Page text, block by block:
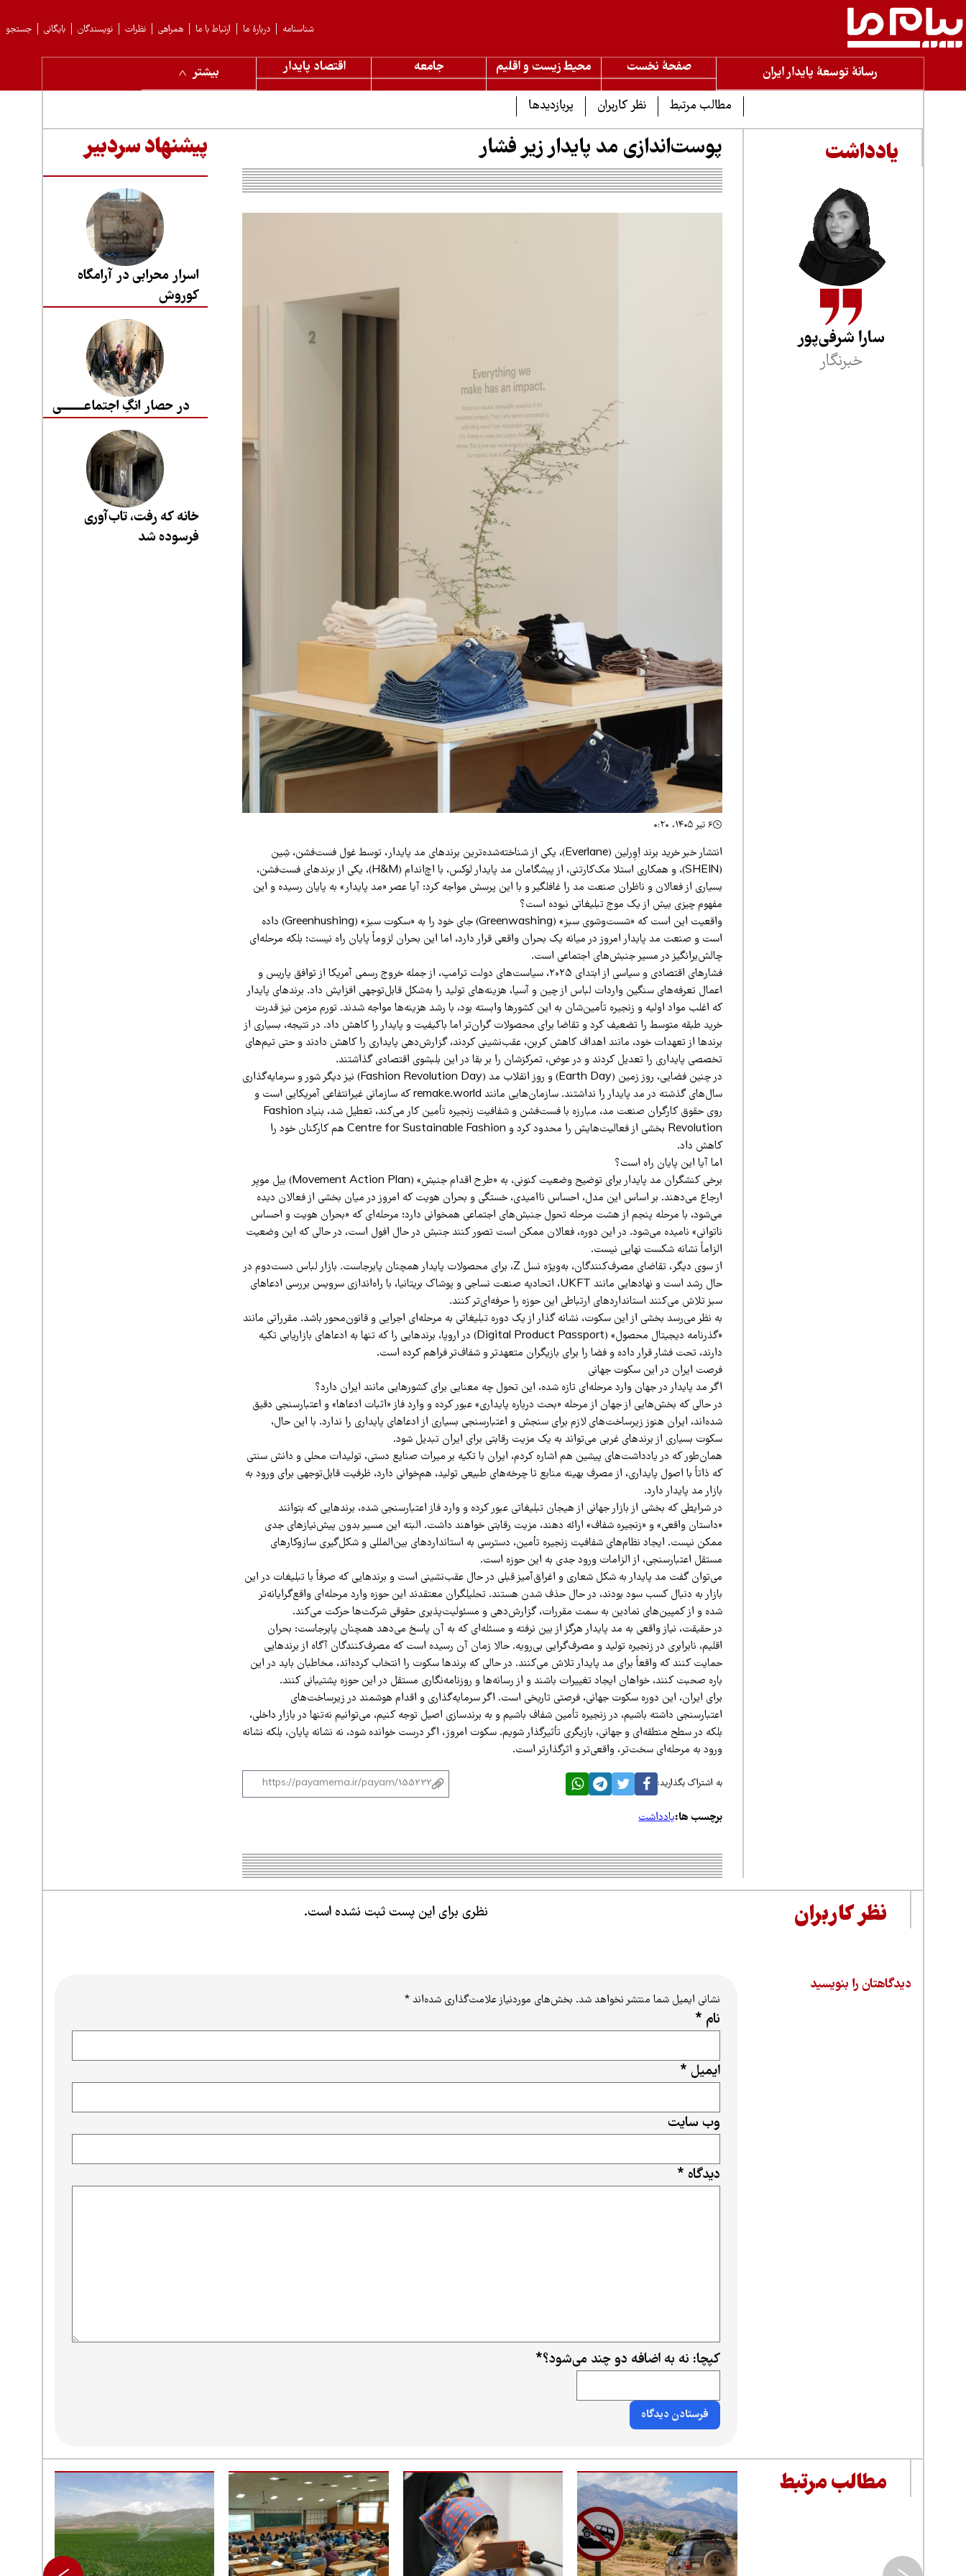
جستجو بایگانی نویسندگان نظرات همراهی ارتباط با ما دربارهٔ ما شناسنامه
رسانۀ توسعۀ پایدار ایران صفحۀ نخست محیط زیست و اقلیم جامعه اقتصاد پایدار
بیشتر
مطالب مرتبط
نظر کاربران پربازدیدها
یادداشت
سارا شرفی‌پور
خبرنگار
پوست‌اندازی مد پایدار زیر فشار
۶ تیر ۱۴۰۵، ۰:۲۰
انتشار خبر خرید برند اِوِرلین (Everlane)، یکی از شناخته‌شده‌ترین برندهای مد پایدار، توسط غول فست‌فشن، شِین
(SHEIN)، و همکاری استلا مک‌کارتنی، از پیشگامان مد پایدار لوکس، با اچ‌اندام (H&M)، یکی از برندهای فست‌فشن،
بسیاری از فعالان و ناظران صنعت مد را غافلگیر و با این پرسش مواجه کرد: آیا عصر «مد پایدار» به پایان رسیده و این
مفهوم چیزی بیش از یک موج تبلیغاتی نبوده است؟
واقعیت این است که «شست‌وشوی سبز» (Greenwashing) جای خود را به «سکوت سبز» (Greenhushing) داده
است و صنعت مد پایدار امروز در میانه یک بحران واقعی قرار دارد، اما این بحران لزوماً پایان راه نیست؛ بلکه مرحله‌ای
چالش‌برانگیز در مسیر جنبش‌های اجتماعی است.
فشارهای اقتصادی و سیاسی از ابتدای ۲۰۲۵، سیاست‌های دولت ترامپ، از جمله خروج رسمی آمریکا از توافق پاریس و
اعمال تعرفه‌های سنگین واردات لباس از چین و آسیا، هزینه‌های تولید را به‌شکل قابل‌توجهی افزایش داد. برندهای پایدار
که اغلب مواد اولیه و زنجیره تأمین‌شان به این کشورها وابسته بود، با رشد هزینه‌ها مواجه شدند. تورم مزمن نیز قدرت
خرید طبقه متوسط را تضعیف کرد و تقاضا برای محصولات گران‌تر اما باکیفیت و پایدار را کاهش داد. در نتیجه، بسیاری از
برندها از تعهدات خود، مانند اهداف کاهش کربن، عقب‌نشینی کردند، گزارش‌دهی پایداری را کاهش دادند و حتی تیم‌های
تخصصی پایداری را تعدیل کردند و در عوض، تمرکزشان را بر بقا در این بلبشوی اقتصادی گذاشتند.
در چنین فضایی، روز زمین (Earth Day) و روز انقلاب مد (Fashion Revolution Day) نیز دیگر شور و سرمایه‌گذاری
سال‌های گذشته در مد پایدار را نداشتند. سازمان‌هایی مانند remake.world که سازمانی غیرانتفاعی آمریکایی است و
روی حقوق کارگران صنعت مد، مبارزه با فست‌فشن و شفافیت زنجیره تأمین کار می‌کند، تعطیل شد، بنیاد Fashion
Revolution بخشی از فعالیت‌هایش را محدود کرد و Centre for Sustainable Fashion هم کارکنان خود را
کاهش داد.
اما آیا این پایان راه است؟
برخی کنشگران مد پایدار برای توضیح وضعیت کنونی، به «طرح اقدام جنبش» (Movement Action Plan) بیل مویِر
ارجاع می‌دهند. بر اساس این مدل، احساس ناامیدی، خستگی و بحران هویت که امروز در میان بخشی از فعالان دیده
می‌شود، با مرحله پنجم از هشت مرحله تحول جنبش‌های اجتماعی همخوانی دارد؛ مرحله‌ای که «بحران هویت و احساس
ناتوانی» نامیده می‌شود. در این دوره، فعالان ممکن است تصور کنند جنبش در حال افول است، در حالی که این وضعیت
الزاماً نشانه شکست نهایی نیست.
از سوی دیگر، تقاضای مصرف‌کنندگان، به‌ویژه نسل Z، برای محصولات پایدار همچنان پابرجاست. بازار لباس دست‌دوم در
حال رشد است و نهادهایی مانند UKFT، اتحادیه صنعت نساجی و پوشاک بریتانیا، با راه‌اندازی سرویس بررسی ادعاهای
سبز تلاش می‌کنند استانداردهای ارتباطی این حوزه را حرفه‌ای‌تر کنند.
به نظر می‌رسد بخشی از این سکوت، نشانه گذار از یک دوره تبلیغاتی به مرحله‌ای اجرایی و قانون‌محور باشد. مقرراتی مانند
«گذرنامه دیجیتال محصول» (Digital Product Passport) در اروپا، برندهایی را که تنها به ادعاهای بازاریابی تکیه
دارند، تحت فشار قرار داده و فضا را برای بازیگران متعهدتر و شفاف‌تر فراهم کرده است.
فرصت ایران در این سکوت جهانی
اگر مد پایدار در جهان وارد مرحله‌ای تازه شده، این تحول چه معنایی برای کشورهایی مانند ایران دارد؟
در حالی که بخش‌هایی از جهان از مرحله «بحث درباره پایداری» عبور کرده و وارد فاز «اثبات ادعاها» و اعتبارسنجی دقیق
شده‌اند، ایران هنوز زیرساخت‌های لازم برای سنجش و اعتبارسنجی بسیاری از ادعاهای پایداری را ندارد. با این حال،
سکوت بسیاری از برندهای غربی می‌تواند به یک مزیت رقابتی برای ایران تبدیل شود.
همان‌طور که در یادداشت‌های پیشین هم اشاره کردم، ایران با تکیه بر میراث صنایع دستی، تولیدات محلی و دانش سنتی
که ذاتاً با اصول پایداری، از مصرف بهینه منابع تا چرخه‌های طبیعی تولید، هم‌خوانی دارد، ظرفیت قابل‌توجهی برای ورود به
بازار مد پایدار دارد.
در شرایطی که بخشی از بازار جهانی از هیجان تبلیغاتی عبور کرده و وارد فاز اعتبارسنجی شده، برندهایی که بتوانند
«داستان واقعی» و «زنجیره شفاف» ارائه دهند، مزیت رقابتی خواهند داشت. البته این مسیر بدون پیش‌نیازهای جدی
ممکن نیست. ایجاد نظام‌های شفافیت زنجیره تأمین، دسترسی به استانداردهای بین‌المللی و شکل‌گیری سازوکارهای
مستقل اعتبارسنجی، از الزامات ورود جدی به این حوزه است.
می‌توان گفت مد پایدار به شکل شعاری و اغراق‌آمیز قبلی در حال عقب‌نشینی است و برندهایی که صرفاً با تبلیغات در این
بازار به دنبال کسب سود بودند، در حال حذف شدن هستند. تحلیلگران معتقدند این حوزه وارد مرحله‌ای واقع‌گرایانه‌تر
شده و از کمپین‌های نمادین به سمت مقررات، گزارش‌دهی و مسئولیت‌پذیری حقوقی شرکت‌ها حرکت می‌کند.
در حقیقت، نیاز واقعی به مد پایدار هرگز از بین نرفته و مسئله‌ای که به آن پاسخ می‌دهد همچنان پابرجاست: بحران
اقلیم، نابرابری در زنجیره تولید و مصرف‌گرایی بی‌رویه. حالا زمان آن رسیده است که مصرف‌کنندگان آگاه از برندهایی
حمایت کنند که واقعاً برای مد پایدار تلاش می‌کنند. در حالی که برندها سکوت را انتخاب کرده‌اند، مخاطبان باید در این
باره صحبت کنند، خواهان ایجاد تغییرات باشند و از رسانه‌ها و روزنامه‌نگاری مستقل در این حوزه پشتیبانی کنند.
برای ایران، این دوره سکوت جهانی، فرصتی تاریخی است. اگر سرمایه‌گذاری و اقدام هوشمند در زیرساخت‌های
اعتبارسنجی داشته باشیم، در زنجیره تأمین شفاف باشیم و به برندسازی اصیل توجه کنیم، می‌توانیم نه‌تنها در بازار داخلی،
بلکه در سطح منطقه‌ای و جهانی، بازیگری تأثیرگذار شویم. سکوت امروز، اگر درست خوانده شود، نه نشانه پایان، بلکه نشانه
ورود به مرحله‌ای سخت‌تر، واقعی‌تر و اثرگذارتر است.
به اشتراک بگذارید:
برچسب ها:یادداشت
پیشنهاد سردبیر
اسرار محرابی در آرامگاه
کوروش
در حصار انگِ اجتماعــــــــی
خانه که رفت، تاب‌آوری
فرسوده شد
نظر کاربران نظری برای این پست ثبت نشده است.
دیدگاهتان را بنویسید
نشانی ایمیل شما منتشر نخواهد شد. بخش‌های موردنیاز علامت‌گذاری شده‌اند*
دیدگاه *
نام *
ایمیل *
وب‌ سایت
کپچا: نه به اضافه دو چند می‌شود؟*
مطالب مرتبط